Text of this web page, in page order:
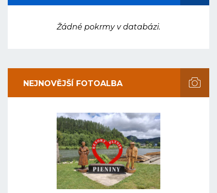
Žádné pokrmy v databázi.
NEJNOVĚJŠÍ FOTOALBA